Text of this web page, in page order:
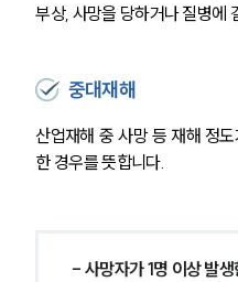
부상, 사망을 당하거나 질병에
중대재해
산업재해 중 사망 등 재해 정
한 경우를 뜻합니다.
- 사망자가 1명 이상 발생